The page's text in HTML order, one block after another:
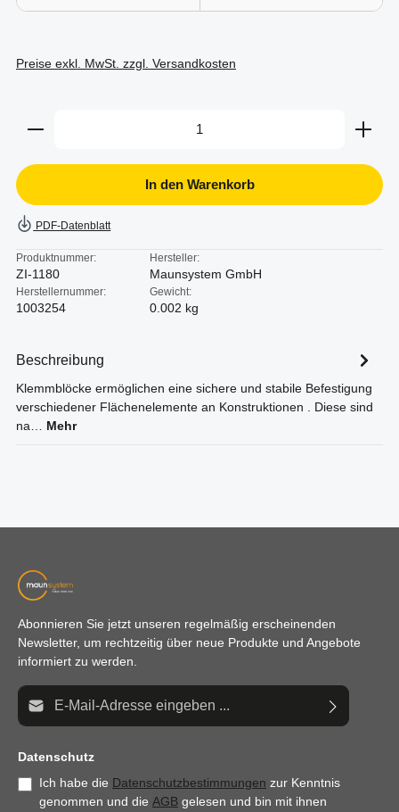
Preise exkl. MwSt. zzgl. Versandkosten
Produkt Anzahl: Gib den gewünschten Wert ein
In den Warenkorb
PDF-Datenblatt
Produktnummer:
ZI-1180
Hersteller:
Maunsystem GmbH
Herstellernummer:
1003254
Gewicht:
0.002 kg
Beschreibung
Klemmblöcke ermöglichen eine sichere und stabile Befestigung
verschiedener Flächenelemente an Konstruktionen . Diese sind
na… Mehr
Abonnieren Sie jetzt unseren regelmäßig erscheinenden
Newsletter, um rechtzeitig über neue Produkte und Angebote
informiert zu werden.
E-Mail-Adresse*
Datenschutz
Ich habe die Datenschutzbestimmungen zur Kenntnis
genommen und die AGB gelesen und bin mit ihnen